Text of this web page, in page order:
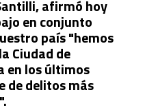
afirmó hoy
en conjunto
país "hemos
Ciudad de
en los últimos
de delitos más